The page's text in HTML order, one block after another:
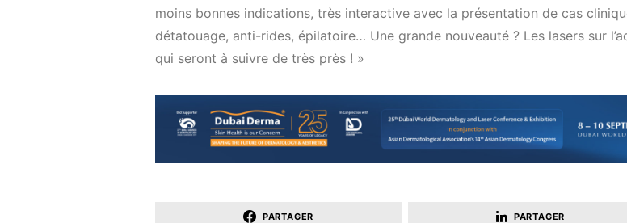
moins bonnes indications, très interactive avec la présentation de cas
détatouage, anti-rides, épilatoire… Une grande nouveauté ? Les lasers sur
qui seront à suivre de très près ! »
PARTAGER PARTAGER